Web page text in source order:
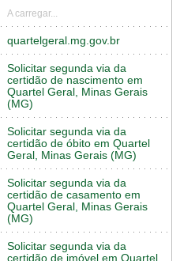
A carregar...
quartelgeral.mg.gov.br
Solicitar segunda via da
certidão de nascimento em
Quartel Geral, Minas Gerais
(MG)
Solicitar segunda via da
certidão de óbito em Quartel
Geral, Minas Gerais (MG)
Solicitar segunda via da
certidão de casamento em
Quartel Geral, Minas Gerais
(MG)
Solicitar segunda via da
certidão de imóvel em Quartel